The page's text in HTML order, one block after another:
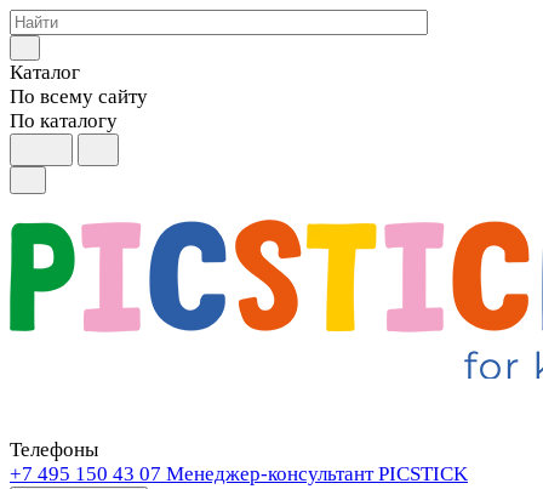
Каталог
По всему сайту
По каталогу
Телефоны
+7 495 150 43 07 Менеджер-консультант PICSTICK